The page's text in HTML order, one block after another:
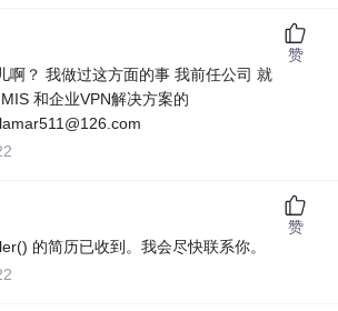
啊？ 我做过这方面的事 我前任公司 就
和企业VPN解决方案的
赞
的简历已收到。我会尽快联系你。
赞